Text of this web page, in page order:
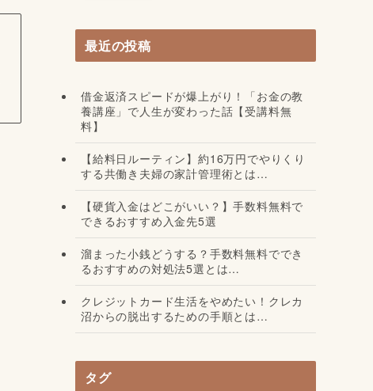
最近の投稿
借金返済スピードが爆上がり！「お金の教
養講座」で人生が変わった話【受講料無
料】
【給料日ルーティン】約16万円でやりくり
する共働き夫婦の家計管理術とは…
【硬貨入金はどこがいい？】手数料無料で
できるおすすめ入金先5選
溜まった小銭どうする？手数料無料ででき
るおすすめの対処法5選とは…
クレジットカード生活をやめたい！クレカ
沼からの脱出するための手順とは…
タグ